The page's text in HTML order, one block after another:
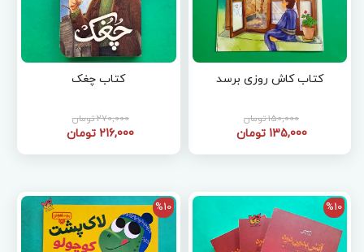
کتاب کاش روزی برسد
150,000 تومان
135,000 تومان
کتاب چغک
270,000 تومان
216,000 تومان
%10
%10